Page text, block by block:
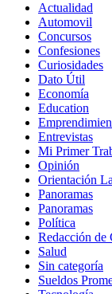
Actualidad
Automovil
Concursos
Confesiones
Curiosidades
Dato Útil
Economía
Education
Entrevistas
Mi Primer
Opinión
Orientación
Panoramas
Panoramas
Política
Redacción de
Salud
Sin categoría
Sueldos